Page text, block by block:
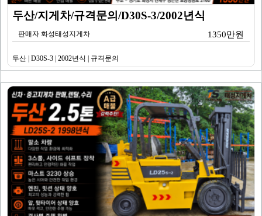
두산/지게차/규격문의/D30S-3/2002년식
판매자 화성태성지게차 1350만원
두산 | D30S-3 | 2002년식 | 규격문의